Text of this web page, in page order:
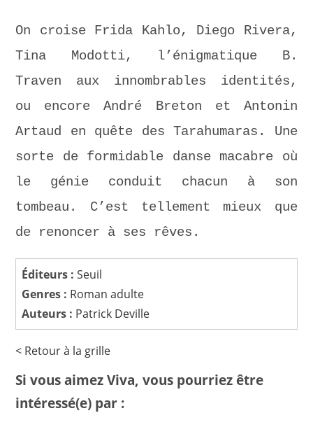
On croise Frida Kahlo, Diego Rivera,
Tina Modotti, l’énigmatique B.
Traven aux innombrables identités,
ou encore André Breton et Antonin
Artaud en quête des Tarahumaras. Une
sorte de formidable danse macabre où
le génie conduit chacun à son
tombeau. C’est tellement mieux que
de renoncer à ses rêves.
Éditeurs : Seuil
Genres : Roman adulte
Auteurs : Patrick Deville
< Retour à la grille
Si vous aimez Viva, vous pourriez être
intéressé(e) par :